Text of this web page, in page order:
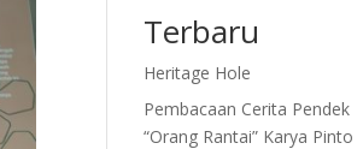
Terbaru
Heritage Hole
Pembacaan Cerita Pendek
“Orang Rantai” Karya Pinto